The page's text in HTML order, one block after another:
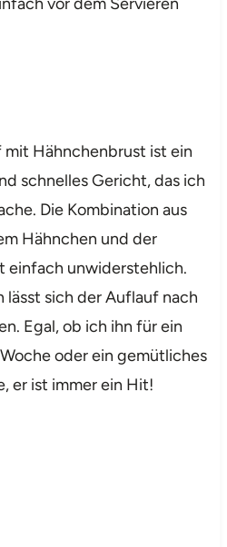
Hähnchenbrust ist ein
schnelles Gericht, das ich
Die Kombination aus
Hähnchen und der
einfach unwiderstehlich.
lässt sich der Auflauf nach
Egal, ob ich ihn für ein
oder ein gemütliches
er ist immer ein Hit!